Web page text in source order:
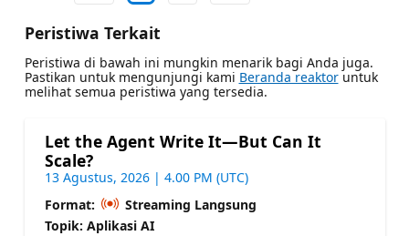
Peristiwa Terkait
Peristiwa di bawah ini mungkin menarik bagi Anda juga.
Pastikan untuk mengunjungi kami Beranda reaktoruntuk
melihat semua peristiwa yang tersedia.
Let the Agent Write It—But Can It
Scale?
13 Agustus, 2026 | 4.00 PM (UTC)
Format:
Streaming Langsung
Topik: Aplikasi AI